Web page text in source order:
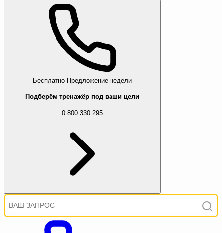
Бесплатно Предложение недели
Подберём тренажёр под ваши цели
0 800 330 295